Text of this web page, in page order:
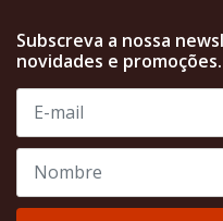
Subscreva a nossa
novidades e promoções.